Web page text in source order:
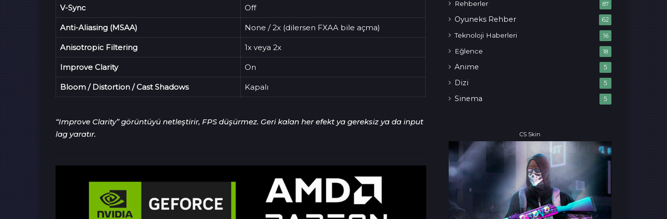
V-Sync Off
Anti-Aliasing (MSAA) None / 2x (dilersen FXAA bile açma)
Anisotropic Filtering 1x veya 2x
Improve Clarity On
Bloom / Distortion / Cast Shadows Kapalı
“Improve Clarity” görüntüyü netleştirir, FPS düşürmez. Geri kalan her efekt ya gereksiz ya da input
lag yaratır.
Rehberler 87
Oyuneks Rehber 62
Teknoloji Haberleri 16
Eğlence 18
Anime 5
Dizi 5
Sinema 5
CS Skin